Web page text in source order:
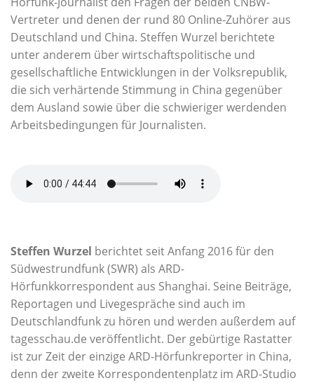
Vertreter und denen der rund 80 Online-Zuhörer aus
Deutschland und China. Steffen Wurzel berichtete
unter anderem über wirtschaftspolitische und
gesellschaftliche Entwicklungen in der Volksrepublik,
die sich verhärtende Stimmung in China gegenüber
dem Ausland sowie über die schwieriger werdenden
Arbeitsbedingungen für Journalisten.
Steffen Wurzel berichtet seit Anfang 2016 für den
Südwestrundfunk (SWR) als ARD-
Hörfunkkorrespondent aus Shanghai. Seine Beiträge,
Reportagen und Livegespräche sind auch im
Deutschlandfunk zu hören und werden außerdem auf
tagesschau.de veröffentlicht. Der gebürtige Rastatter
ist zur Zeit der einzige ARD-Hörfunkreporter in China,
denn der zweite Korrespondentenplatz im ARD-Studio